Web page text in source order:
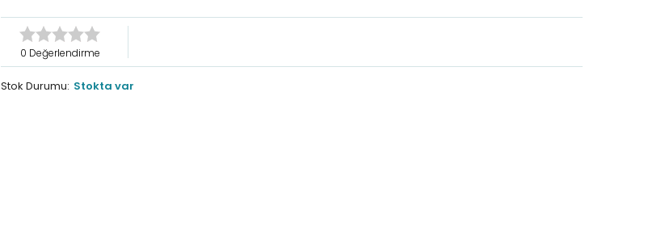
0 Değerlendirme
Stok Durumu: Stokta var